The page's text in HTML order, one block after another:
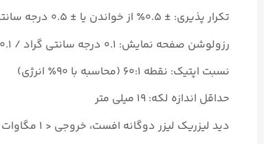
تکرار پذیری: ± ۰.۵٪ از خواندن یا ± ۰.۵ درجه سانتیگراد (۱± درجه فارنهایت)، هر کدام بیشتر باشد.
رزولوشن صفحه نمایش: ۰.۱ درجه سانتی گراد / ۰.۱ درجه فارنهایت
نسبت اپتیک: نقطه ۶۰:۱ (محاسبه با ۹۰٪ انرژی)
حداقل اندازه لکه: ۱۹ میلی متر
دید لیزریک لیزر دوگانه افست، خروجی < ۱ مگاوات